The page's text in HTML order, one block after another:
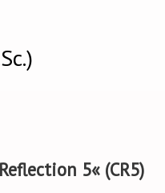
5« (CR5)